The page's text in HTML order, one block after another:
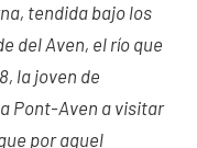
tendida bajo los
del Aven, el río que
la joven de
Pont-Aven a visitar
por aquel